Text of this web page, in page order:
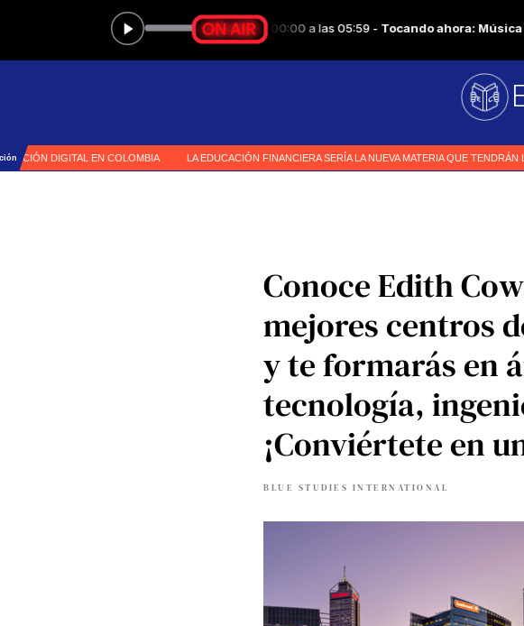
Conoce Edith
mejores centros
y te formarás en
tecnología,
¡Conviértete en
BLUE STUDIES INTERNATIONAL